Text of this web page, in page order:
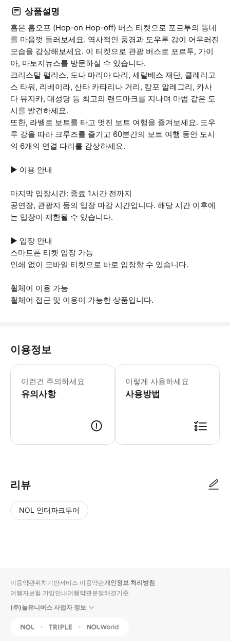
상품설명
홉온 홉오프 (Hop-on Hop-off) 버스 티켓으로 포르투의 동네
를 마음껏 둘러보세요. 역사적인 풍경과 도우루 강이 어우러진
모습을 감상해보세요. 이 티켓으로 관광 버스로 포르투, 가이
아, 마토지뉴스를 방문하실 수 있습니다.
크리스탈 팰리스, 도나 마리아 다리, 세랄베스 재단, 클레리고
스 타워, 리베이라, 산타 카타리나 거리, 캄포 알레그리, 카사
다 뮤지카, 대성당 등 최고의 랜드마크를 지나며 마법 같은 도
시를 발견하세요.
또한, 라벨로 보트를 타고 멋진 보트 여행을 즐겨보세요. 도우
루 강을 따라 크루즈를 즐기고 60분간의 보트 여행 동안 도시
의 6개의 연결 다리를 감상하세요.
▶ 이용 안내
마지막 입장시간: 종료 1시간 전까지
공연장, 관광지 등의 입장 마감 시간입니다. 해당 시간 이후에
는 입장이 제한될 수 있습니다.
▶ 입장 안내
스마트폰 티켓 입장 가능
인쇄 없이 모바일 티켓으로 바로 입장할 수 있습니다.
휠체어 이용 가능
휠체어 접근 및 이용이 가능한 상품입니다.
이용정보
이런건 주의하세요
유의사항
▶ 꼭 알아두세요 * 만 4세 이하 어린
이렇게 사용하세요
사용방법
리뷰
NOL 인터파크투어
입니
다.
순
상
이용약관위치기반서비스 이용약관개인정보 처리방침
여행자보험 가입안내여행약관분쟁해결기준
(주)놀유니버스 사업자 정보
NOL Triple Interpark Global